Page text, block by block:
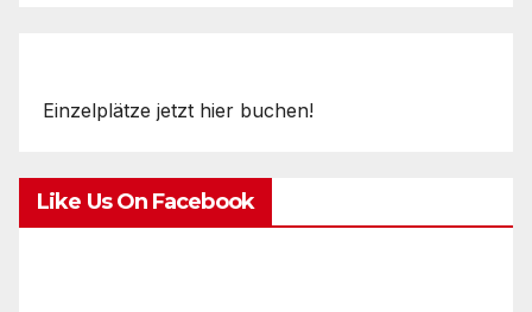
Einzelplätze jetzt hier buchen!
Like Us On Facebook